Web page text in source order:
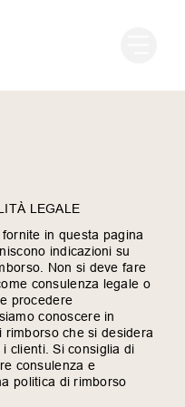
LEGALE
in questa pagina
indicazioni su
Non si deve fare
consulenza legale o
procedere
conoscere in
che si desidera
clienti. Si consiglia di
consulenza e
politica di rimborso